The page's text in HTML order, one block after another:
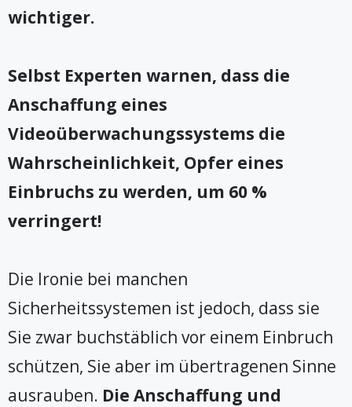
wichtiger.
Selbst Experten warnen, dass die
Anschaffung eines
Videoüberwachungssystems die
Wahrscheinlichkeit, Opfer eines
Einbruchs zu werden, um 60 %
verringert!
Die Ironie bei manchen
Sicherheitssystemen ist jedoch, dass sie
Sie zwar buchstäblich vor einem Einbruch
schützen, Sie aber im übertragenen Sinne
ausrauben. Die Anschaffung und